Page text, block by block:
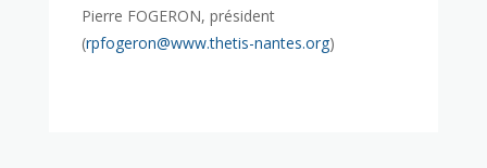
Pierre FOGERON, président
(rpfogeron@www.thetis-nantes.org)